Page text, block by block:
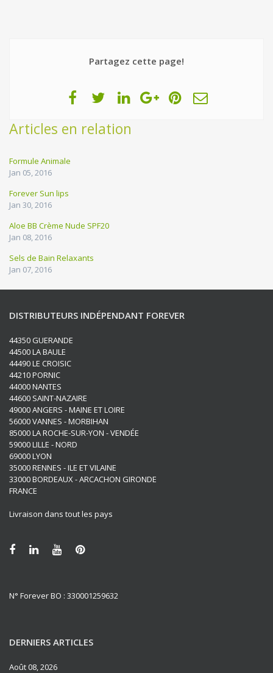
Partagez cette page!
Articles en relation
Formule Animale
Jan 05, 2016
Forever Sun lips
Jan 30, 2016
Aloe BB Crème Nude SPF20
Jan 08, 2016
Sels de Bain Relaxants
Jan 07, 2016
DISTRIBUTEURS INDÉPENDANT FOREVER
44350 GUERANDE
44500 LA BAULE
44490 LE CROISIC
44210 PORNIC
44000 NANTES
44600 SAINT-NAZAIRE
49000 ANGERS - MAINE ET LOIRE
56000 VANNES - MORBIHAN
85000 LA ROCHE-SUR-YON - VENDÉE
59000 LILLE - NORD
69000 LYON
35000 RENNES - ILE ET VILAINE
33000 BORDEAUX - ARCACHON GIRONDE
FRANCE
Livraison dans tout les pays
N° Forever BO : 330001259632
DERNIERS ARTICLES
Août 08, 2026